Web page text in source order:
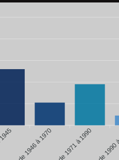
de 1946 à 1970 de 1971 à 1990 de